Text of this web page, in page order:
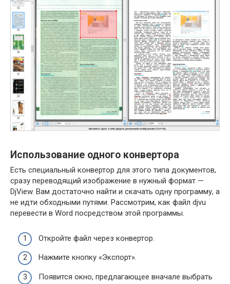
Использование одного конвертора
Есть специальный конвертор для этого типа документов,
сразу переводящий изображение в нужный формат —
DjView. Вам достаточно найти и скачать одну программу, а
не идти обходными путями. Рассмотрим, как файл djvu
перевести в Word посредством этой программы.
Откройте файл через конвертор.
Нажмите кнопку «Экспорт».
Появится окно, предлагающее вначале выбрать